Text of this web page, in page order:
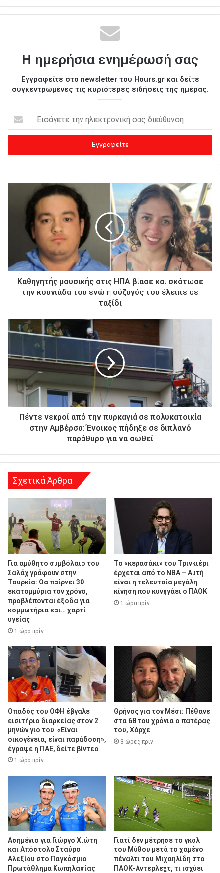
Η ημερήσια ενημέρωσή σας
Εγγραφείτε στο newsletter του Hours.gr και δείτε
συγκεντρωμένες τις κυριότερες ειδήσεις της ημέρας.
σ
γ
ε
τ
κ
ή
α
ι
η
Καθηγητής μουσικής στις ΗΠΑ βίασε και σκότωσε
την κουνιάδα του ενώ η σύζυγός του έλειπε σε
ταξίδι
Πέντε νεκροί από την πυρκαγιά σε πολυκατοικία
στην Αμβέρσα: Ένοικος πήδηξε σε διπλανό
παράθυρο για να σωθεί
Σχετικά Άρθρα
Για αμύθητο συμβόλαιο του
Σαλάχ γράφουν στην
Τουρκία: Θα παίρνει 30
εκατομμύρια τον χρόνο,
προβλέπονται έξοδα για
κομμωτήρια και… χαρτί
υγείας
1 ώρα πρίν
Το «κερασάκι» του Τρινκιέρι
έρχεται από το NBA – Αυτή
είναι η τελευταία μεγάλη
κίνηση που κυνηγάει ο ΠΑΟΚ
1 ώρα πρίν
Οπαδός του ΟΦΗ έβγαλε
εισιτήριο διαρκείας στον 2
μηνών γιο του: «Είναι
οικογένεια, είναι παράδοση»,
έγραψε η ΠΑΕ, δείτε βίντεο
1 ώρα πρίν
Θρήνος για τον Μέσι: Πέθανε
στα 68 του χρόνια ο πατέρας
του, Χόρχε
3 ώρες πρίν
Ασημένιο για Γιώργο Χιώτη
και Απόστολο Σταύρο
Αλεξίου στο Παγκόσμιο
Πρωτάθλημα Κωπηλασίας
Γιατί δεν μέτρησε το γκολ
του Μύθου μετά το χαμένο
πέναλτι του Μιχαηλίδη στο
ΠΑΟΚ-Αντερλεχτ, τι ισχύει